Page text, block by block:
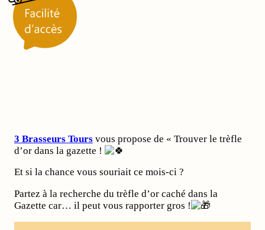
3 Brasseurs Tours vous propose de « Trouver le trèfle
d’or dans la gazette !
Et si la chance vous souriait ce mois-ci ?
Partez à la recherche du trèfle d’or caché dans la
Gazette car… il peut vous rapporter gros !